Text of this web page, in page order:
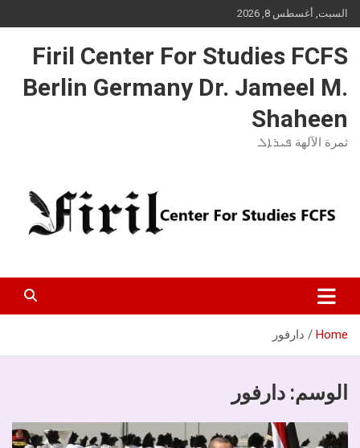
Skip
to
السبت, أغسطس 8, 2026
Firil Center For Studies FCFS
Berlin Germany Dr. Jameel M.
Shaheen
ثمرة الآلهة ܦܝܪܐܠ
Home دارفور
الوسم: دارفور